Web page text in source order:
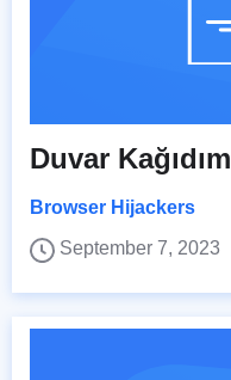
Duvar Kağıdım
Browser Hijackers
September 7, 2023